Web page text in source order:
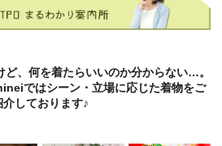
、何を着たらいいのか分からない…。
ではシーン・立場に応じた着物をご
介しております♪